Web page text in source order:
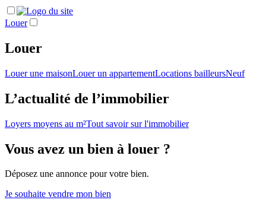
Louer
Louer
Louer une maisonLouer un appartementLocations bailleursNeuf
L’actualité de l’immobilier
Loyers moyens au m²Tout savoir sur l'immobilier
Vous avez un bien à louer ?
Déposez une annonce pour votre bien.
Je souhaite vendre mon bien